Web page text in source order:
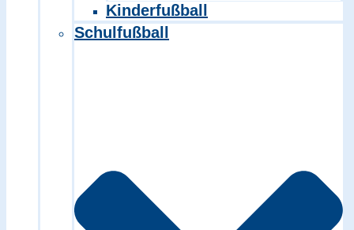
Kinderfußball
Schulfußball